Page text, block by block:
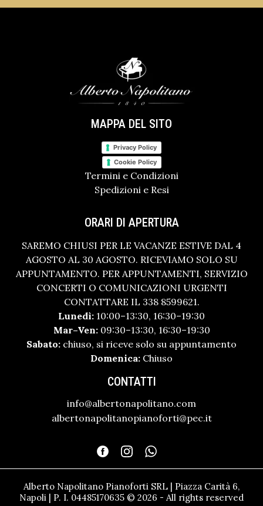
MAPPA DEL SITO
Privacy Policy
Cookie Policy
Termini e Condizioni
Spedizioni e Resi
ORARI DI APERTURA
SAREMO CHIUSI PER LE VACANZE ESTIVE DAL 4
AGOSTO AL 30 AGOSTO. RICEVIAMO SOLO SU
APPUNTAMENTO. PER APPUNTAMENTI, SERVIZIO
CONCERTI O COMUNICAZIONI URGENTI
CONTATTARE IL 338 8599621.
Lunedì: 10:00–13:30, 16:30–19:30
Mar–Ven:09:30–13:30, 16:30–19:30
Sabato: chiuso, si riceve solo su appuntamento
Domenica: Chiuso
CONTATTI
info@albertonapolitano.com
albertonapolitanopianoforti@pec.it
Alberto Napolitano Pianoforti SRL | Piazza Carità 6,
Napoli | P. I. 04485170635 © 2026 - All rights reserved